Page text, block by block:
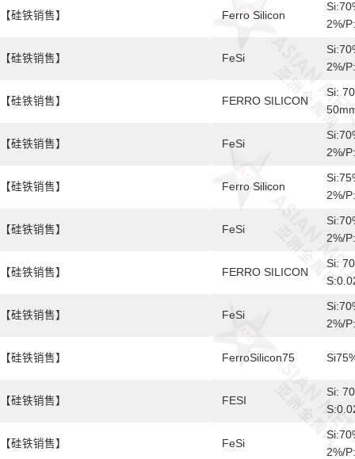
【硅铁销售】
【硅铁销售】
【硅铁销售】
【硅铁销售】
【硅铁销售】
【硅铁销售】
【硅铁销售】
【硅铁销售】
【硅铁销售】
【硅铁销售】
【硅铁销售】
Ferro Silicon
2%/
FeSi
2%/
FERRO SILICON
Si:
FeSi
2%/
Ferro Silicon
2%/
FeSi
2%/
FERRO SILICON
Si:
FeSi
2%/
FerroSilicon75
FESI
Si:
FeSi
2%/